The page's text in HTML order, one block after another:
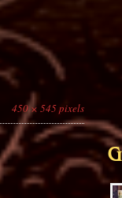
450 × 545 pixels